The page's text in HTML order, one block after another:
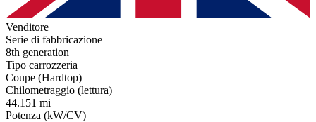
Venditore
Serie di fabbricazione
8th generation
Tipo carrozzeria
Coupe (Hardtop)
Chilometraggio (lettura)
44.151 mi
Potenza (kW/CV)